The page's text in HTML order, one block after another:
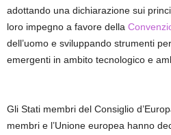
adottando una dichiarazione sui
loro impegno a favore della
dell’uomo e sviluppando strumenti
emergenti in ambito tecnologico e
Gli Stati membri del Consiglio
membri e l’Unione europea hanno